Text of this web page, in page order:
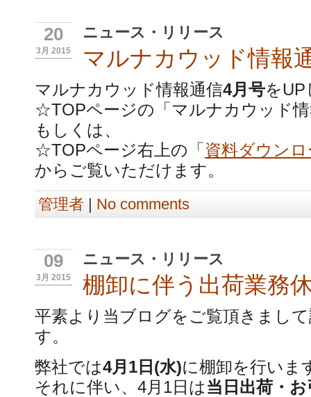
20
3月 2015
ニュース・リリース
マルナカウッド情報
マルナカウッド情報通信4月号を
☆TOPページの「マルナカウッド
もしくは、
☆TOPページ右上の「 資料ダウン
からご覧いただけます。
管理者 | No comments
09
3月 2015
ニュース・リリース
棚卸に伴う出荷業務
平素より当ブログをご覧頂きまし
す。
弊社では4月1日(水)に棚卸を行いま
それに伴い、4月1日は当日出荷・